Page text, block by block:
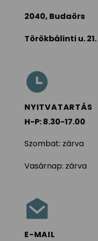
2040, Budaörs
Törökbálinti u. 21.
NYITVATARTÁS
H-P: 8.30-17.00
Szombat: zárva
Vasárnap: zárva
E-MAIL